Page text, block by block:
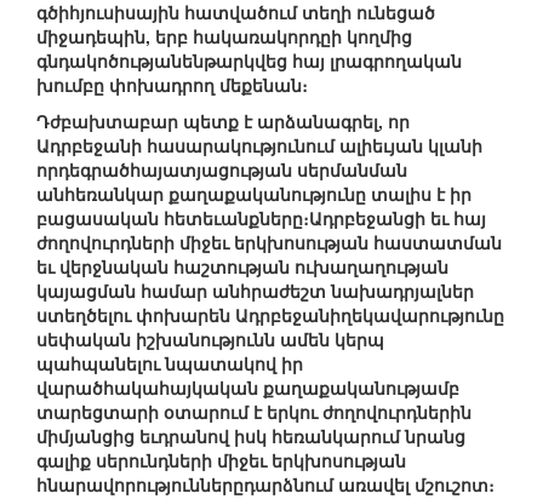
գծիհյուսիսային հատվածում տեղի ունեցած
միջադեպին, երբ հակառակորդըի կողմից
գնդակոծությանենթարկվեց հայ լրագրողական
խումբը փոխադրող մեքենան։
Դժբախտաբար պետք է արձանագրել, որ
Ադրբեջանի հասարակությունում ալիեւյան կլանի
որդեգրածհայատյացության սերմանման
անհեռանկար քաղաքականությունը տալիս է իր
բացասական հետեւանքները։Ադրբեջանցի եւ հայ
ժողովուրդների միջեւ երկխոսության հաստատման
եւ վերջնական հաշտության ուխաղաղության
կայացման համար անհրաժեշտ նախադրյալներ
ստեղծելու փոխարեն Ադրբեջանիղեկավարությունը
սեփական իշխանությունն ամեն կերպ
պահպանելու նպատակով իր
վարածհակահայկական քաղաքականությամբ
տարեցտարի օտարում է երկու ժողովուրդներին
միմյանցից եւդրանով իսկ հեռանկարում նրանց
գալիք սերունդների միջեւ երկխոսության
հնարավորություններըդարձնում առավել մշուշոտ։